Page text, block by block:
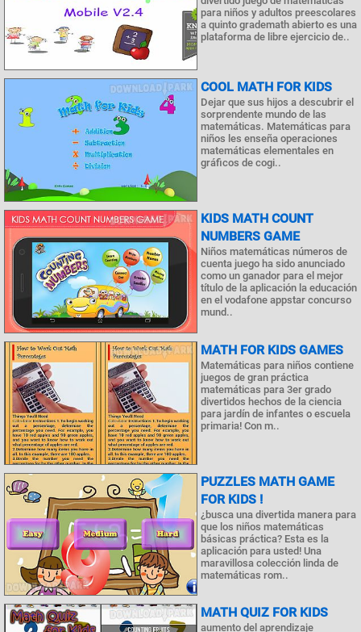
para niños y adultos preescolares
a quinto grademath abierto es una
plataforma de libre ejercicio de..
COOL MATH FOR KIDS
Dejar que sus hijos a descubrir el
sorprendente mundo de las
matemáticas. Matemáticas para
niños les enseña operaciones
matemáticas elementales en
gráficos de cogi..
KIDS MATH COUNT
NUMBERS GAME
Niños matemáticas números de
cuenta juego ha sido anunciado
como un ganador para el mejor
título de la aplicación la educación
en el vodafone appstar concurso
mund..
MATH FOR KIDS GAMES
Matemáticas para niños contiene
juegos de gran práctica
matemáticas para 3er grado
divertidos hechos de la ciencia
para jardín de infantes o escuela
primaria! Con m..
PUZZLES MATH GAME
FOR KIDS !
¿busca una divertida manera para
que los niños matemáticas
básicas práctica? Esta es la
aplicación para usted! Una
maravillosa colección linda de
matemáticas rom..
MATH QUIZ FOR KIDS
aumento del aprendizaje